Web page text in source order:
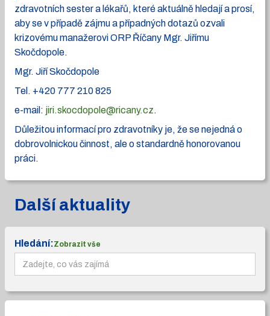
zdravotních sester a lékařů, které aktuálně hledají a prosí,
aby se v případě zájmu a případných dotazů ozvali
krizovému manažerovi ORP Říčany Mgr. Jiřímu
Skočdopole.
Mgr. Jiří Skočdopole
Tel. +420 777 210 825
e-mail: jiri.skocdopole@ricany.cz.
Důležitou informací pro zdravotníky je, že se nejedná o
dobrovolnickou činnost, ale o standardně honorovanou
práci.
Další aktuality
Hledání:Zobrazit vše